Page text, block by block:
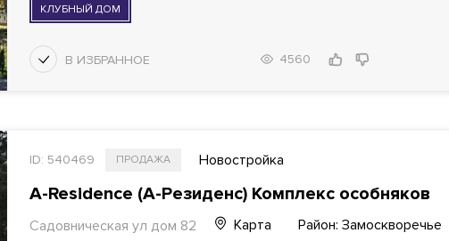
КЛУБНЫЙ ДОМ
4560
ID: 540469 ПРОДАЖА Новостройка
A-Residence (А-Резиденс) Комплекс особняков
Садовническая ул дом 82 Карта Район: Замоскворечье